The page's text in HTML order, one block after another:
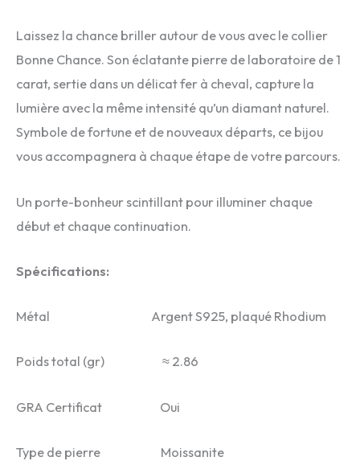
Laissez la chance briller autour de vous avec le collier
Bonne Chance. Son éclatante pierre de laboratoire de 1
carat, sertie dans un délicat fer à cheval, capture la
lumière avec la même intensité qu’un diamant naturel.
Symbole de fortune et de nouveaux départs, ce bijou
vous accompagnera à chaque étape de votre parcours.
Un porte-bonheur scintillant pour illuminer chaque
début et chaque continuation.
Spécifications:
Métal Argent S925, plaqué Rhodium
Poids total (gr) ≈ 2.86
GRA Certificat Oui
Type de pierre Moissanite